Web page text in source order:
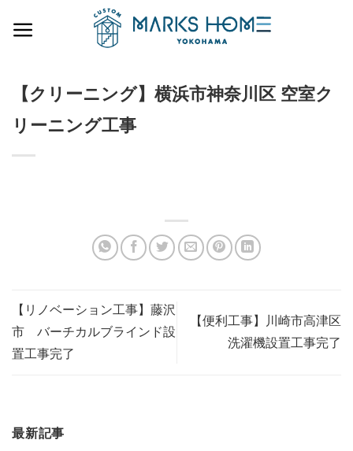
【クリーニング】横浜市神奈川区 空室ク
リーニング工事
【リノベーション工事】藤沢
市 バーチカルブラインド設
置工事完了
【便利工事】川崎市高津区
洗濯機設置工事完了
最新記事